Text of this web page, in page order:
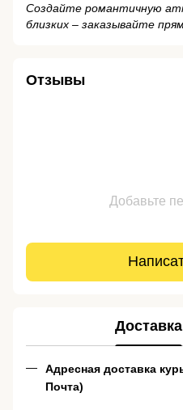
Создайте романтичную
близких – заказывайте
Отзывы
Добавьте
Доставка
Адресная доставка
Почта)